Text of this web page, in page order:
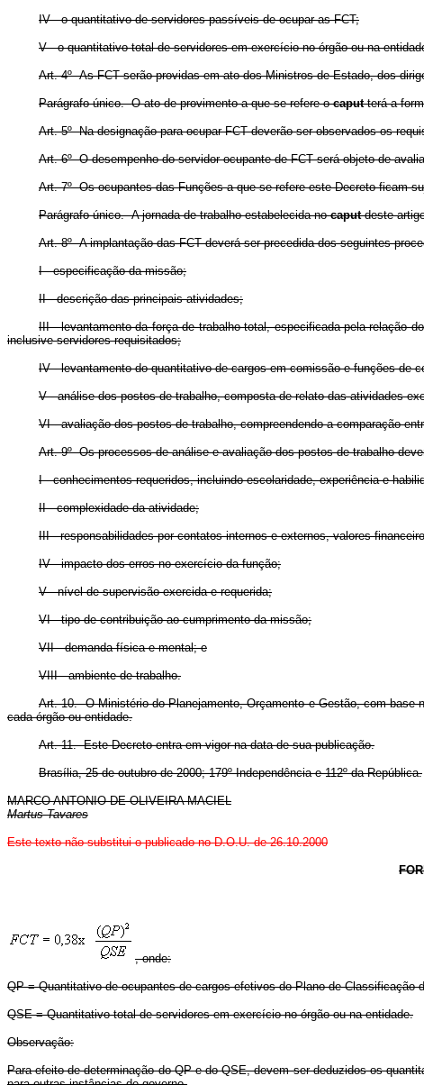
IV - o quantitativo de servidores passíveis de ocupar as FCT;
V - o quantitativo total de servidores em exercício no órgão ou na
Art. 4º As FCT serão providas em ato dos Ministros de Estado, dos
Parágrafo único. O ato de provimento a que se refere ocaputterá a
Art. 5º Na designação para ocupar FCT deverão ser observados os
Art. 6º O desempenho do servidor ocupante de FCT será objeto de
Art. 7º Os ocupantes das Funções a que se refere este Decreto ficam
Parágrafo único. A jornada de trabalho estabelecida nocaputdeste
Art. 8º A implantação das FCT deverá ser precedida dos seguintes
I - especificação da missão;
II - descrição das principais atividades;
III - levantamento da força de trabalho total, especificada pela relação
inclusive servidores requisitados;
IV - levantamento do quantitativo de cargos em comissão e funções de
V - análise dos postos de trabalho, composta de relato das atividades
VI - avaliação dos postos de trabalho, compreendendo a comparação
Art. 9º Os processos de análise e avaliação dos postos de trabalho
I - conhecimentos requeridos, incluindo escolaridade, experiência e
II - complexidade da atividade;
III - responsabilidades por contatos internos e externos, valores
IV - impacto dos erros no exercício da função;
V - nível de supervisão exercida e requerida;
VI - tipo de contribuição ao cumprimento da missão;
VII - demanda física e mental; e
VIII - ambiente de trabalho.
Art. 10. O Ministério do Planejamento, Orçamento e Gestão, com base
cada órgão ou entidade.
Art. 11. Este Decreto entra em vigor na data de sua publicação.
Brasília, 25 de outubro de 2000; 179º Independência e 112º da República.
MARCO ANTONIO DE OLIVEIRA MACIEL
Martus Tavares
Este texto não substitui o publicado no D.O.U. de 26.10.2000
, onde:
QP = Quantitativo de ocupantes de cargos efetivos do Plano de
QSE = Quantitativo total de servidores em exercício no órgão ou na entidade.
Observação:
Para efeito de determinação do QP e do QSE, devem ser deduzidos os